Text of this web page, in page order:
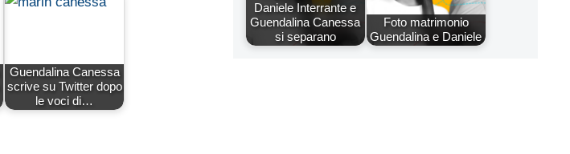
Guendalina Canessa
scrive su Twitter dopo
le voci di…
Daniele Interrante e
Guendalina Canessa
si separano
Foto matrimonio
Guendalina e Daniele